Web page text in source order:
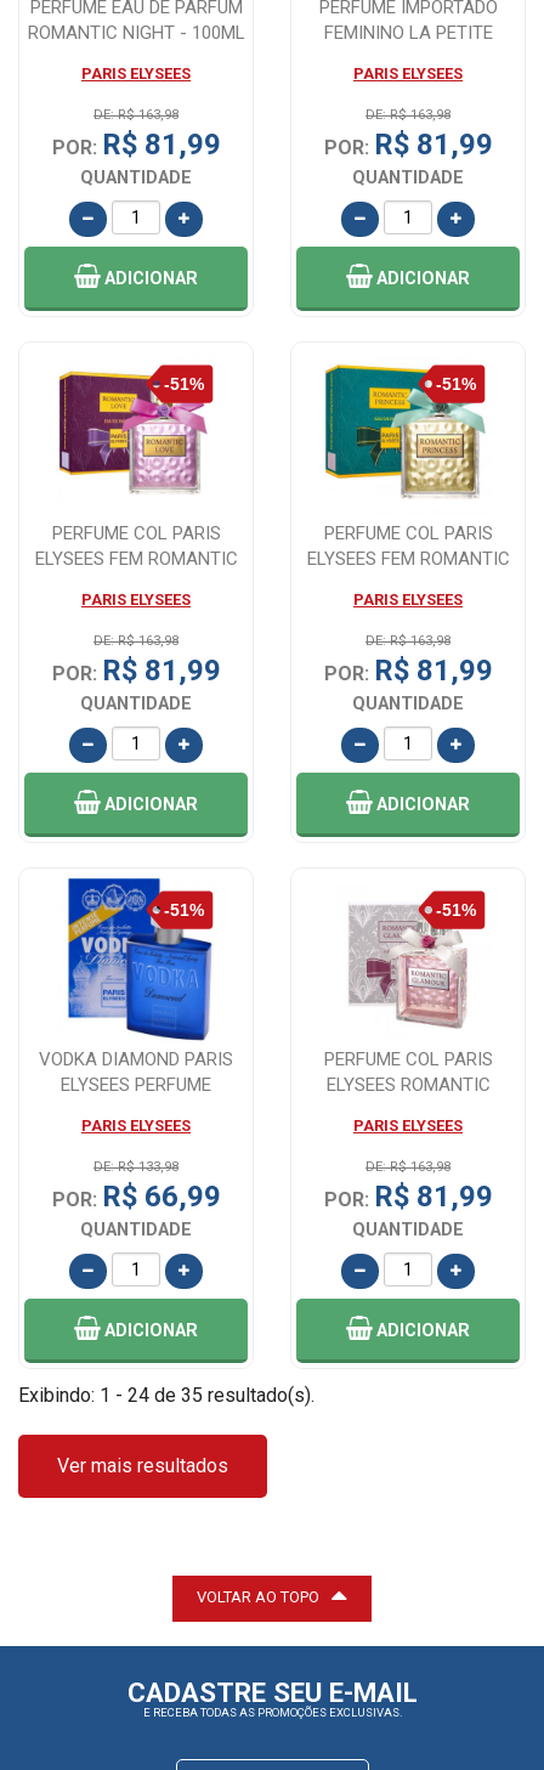
PERFUME EAU DE PARFUM
ROMANTIC NIGHT - 100ML
PARIS ELYSEES
DE: R$ 163,98
POR: R$ 81,99
QUANTIDADE
ADICIONAR
PERFUME IMPORTADO
FEMININO LA PETITE
PARIS ELYSEES
DE: R$ 163,98
POR: R$ 81,99
QUANTIDADE
ADICIONAR
PERFUME COL PARIS
ELYSEES FEM ROMANTIC
PARIS ELYSEES
DE: R$ 163,98
POR: R$ 81,99
QUANTIDADE
ADICIONAR
PERFUME COL PARIS
ELYSEES FEM ROMANTIC
PARIS ELYSEES
DE: R$ 163,98
POR: R$ 81,99
QUANTIDADE
ADICIONAR
VODKA DIAMOND PARIS
ELYSEES PERFUME
PARIS ELYSEES
DE: R$ 133,98
POR: R$ 66,99
QUANTIDADE
ADICIONAR
PERFUME COL PARIS
ELYSEES ROMANTIC
PARIS ELYSEES
DE: R$ 163,98
POR: R$ 81,99
QUANTIDADE
ADICIONAR
Exibindo: 1 - 24 de 35 resultado(s).
Ver mais resultados
VOLTAR AO TOPO
CADASTRE SEU E-MAIL
E RECEBA TODAS AS PROMOÇÕES EXCLUSIVAS.